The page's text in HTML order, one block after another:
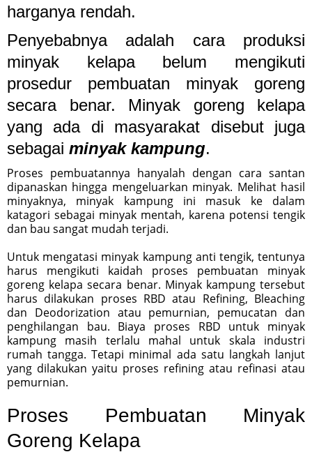
harganya rendah.
Penyebabnya adalah cara produksi
minyak kelapa belum mengikuti
prosedur pembuatan minyak goreng
secara benar. Minyak goreng kelapa
yang ada di masyarakat disebut juga
sebagai minyak kampung.
Proses pembuatannya hanyalah dengan cara santan
dipanaskan hingga mengeluarkan minyak. Melihat hasil
minyaknya, minyak kampung ini masuk ke dalam
katagori sebagai minyak mentah, karena potensi tengik
dan bau sangat mudah terjadi.
Untuk mengatasi minyak kampung anti tengik, tentunya
harus mengikuti kaidah proses pembuatan minyak
goreng kelapa secara benar. Minyak kampung tersebut
harus dilakukan proses RBD atau Refining, Bleaching
dan Deodorization atau pemurnian, pemucatan dan
penghilangan bau. Biaya proses RBD untuk minyak
kampung masih terlalu mahal untuk skala industri
rumah tangga. Tetapi minimal ada satu langkah lanjut
yang dilakukan yaitu proses refining atau refinasi atau
pemurnian.
Proses Pembuatan Minyak
Goreng Kelapa